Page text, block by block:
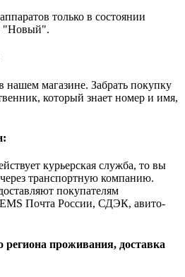
только в состоянии
"Новый".
нашем магазине. Забрать покупку
который знает номер и имя,
курьерская служба, то вы
через транспортную компанию.
покупателям
Почта России, СДЭК, авито-
региона проживания, доставка